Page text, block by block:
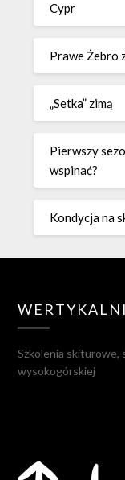
Cypr
Prawe Żebro
„Setka” zimą
Pierwszy
wspinać?
Kondycja na
Szkolenia
wysokogórskiej